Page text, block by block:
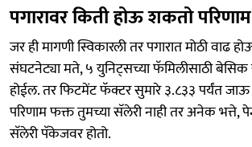
पगारावर किती होऊ शकतो
जर ही मागणी स्विकारली तर पगारात मोठी वाढ
संघटनेट्या मते, ५ युनिट्सच्या फॅमिलीसाठी
होईल. तर फिटमेंट फॅक्टर सुमारे ३.८३३ पर्यंत
परिणाम फक्त तुमच्या सॅलेरी नाही तर अनेक भत्ते,
सॅलेरी पॅकेजवर होतो.